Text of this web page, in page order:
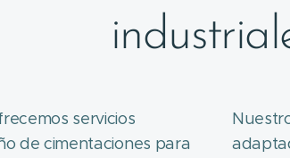
servicios
de cimentaciones para